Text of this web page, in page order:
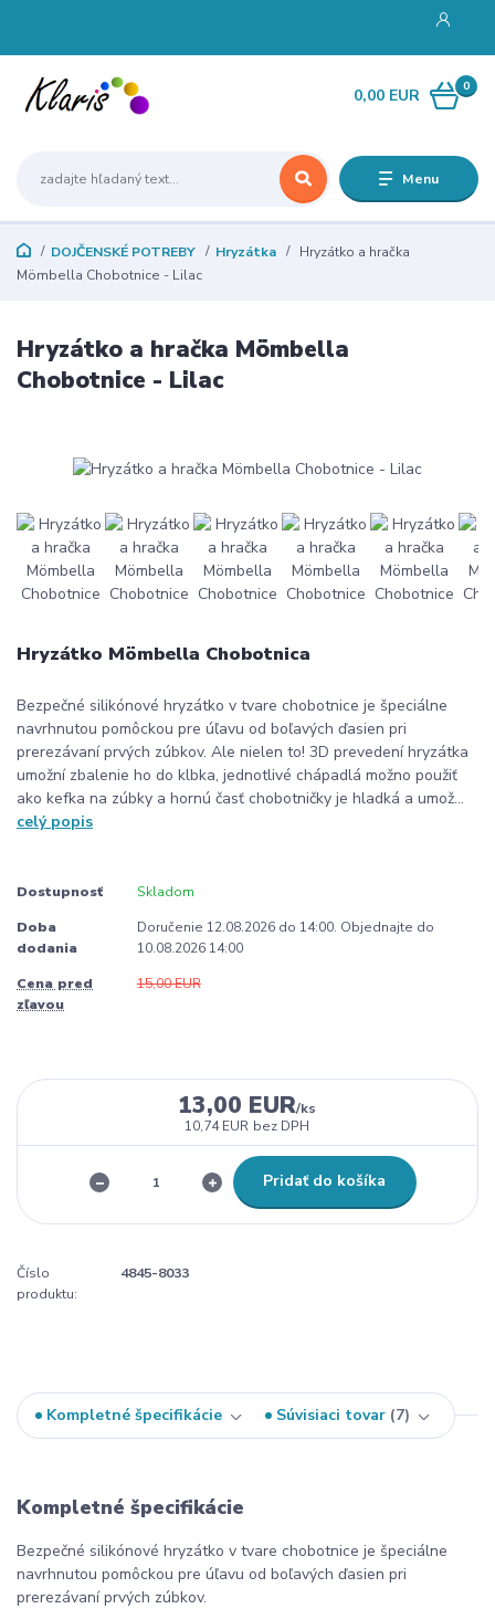
Menu
0
0,00 EUR
DOJČENSKÉ POTREBY Hryzátka
Hryzátko a hračka
Mömbella Chobotnice - Lilac
Hryzátko a hračka Mömbella
Chobotnice - Lilac
Hryzátko Mömbella Chobotnica
Bezpečné silikónové hryzátko v tvare chobotnice je špeciálne
navrhnutou pomôckou pre úľavu od boľavých ďasien pri
prerezávaní prvých zúbkov. Ale nielen to! 3D prevedení hryzátka
umožní zbalenie ho do klbka, jednotlivé chápadlá možno použiť
ako kefka na zúbky a hornú časť chobotničky je hladká a umož...
celý popis
Dostupnosť Skladom
Doba
dodania
Doručenie 12.08.2026 do 14:00. Objednajte do
10.08.2026 14:00
Cena pred
zľavou
15,00 EUR
13,00 EUR/ks
10,74 EUR bez DPH
Pridať do košíka
Číslo
produktu:
4845-8033
Kompletné špecifikácie Súvisiaci tovar 7
Kompletné špecifikácie
Bezpečné silikónové hryzátko v tvare chobotnice je špeciálne
navrhnutou pomôckou pre úľavu od boľavých ďasien pri
prerezávaní prvých zúbkov.